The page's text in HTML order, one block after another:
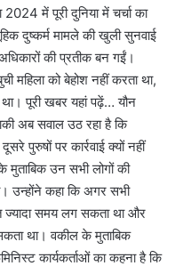
में पूरी दुनिया में चर्चा का
दुष्कर्म मामले की खुली सुनवाई
की प्रतीक बन गईं।
महिला को बेहोश नहीं करता था,
पूरी खबर यहां पढ़ें… यौन
अब सवाल उठ रहा है कि
पुरुषों पर कार्रवाई क्यों नहीं
उन सभी लोगों की
उन्होंने कहा कि अगर सभी
ज्यादा समय लग सकता था और
सकता था। वकील के मुताबिक
कार्यकर्ताओं का कहना है कि